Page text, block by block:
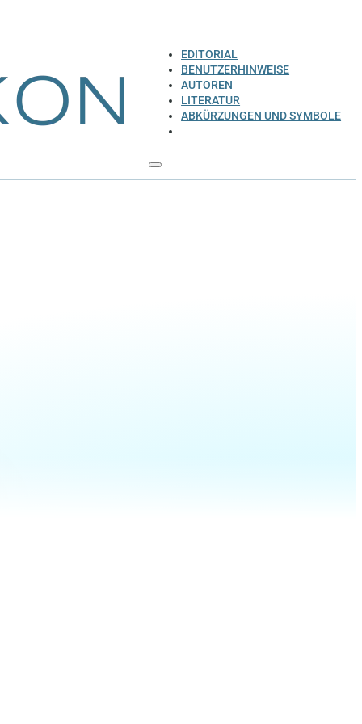
EDITORIAL
BENUTZERHINWEISE
AUTOREN
LITERATUR
ABKÜRZUNGEN UND SYMBOLE